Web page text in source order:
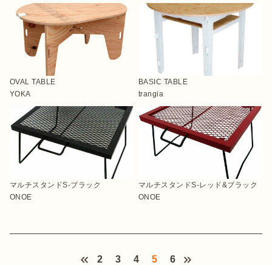
OVAL TABLE
YOKA
BASIC TABLE
trangia
マルチスタンドS-ブラック
ONOE
マルチスタンドS-レッド&ブラック
ONOE
2 3 4 5 6